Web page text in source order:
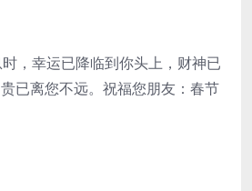
，幸运已降临到你头上，财神已
已离您不远。祝福您朋友：春节